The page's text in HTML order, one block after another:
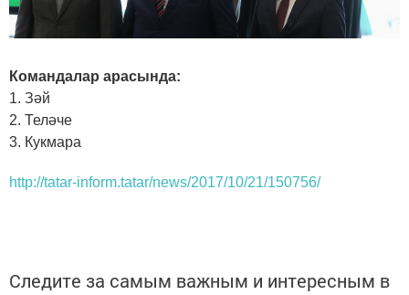
Командалар арасында:
1. Зәй
2. Теләче
3. Кукмара
http://tatar-inform.tatar/news/2017/10/21/150756/
Следите за самым важным и интересным в